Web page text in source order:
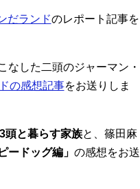
だランドのレポート記事を
なした二頭のジャーマン・
の感想記事をお送りしま
頭と暮らす家族と、篠田麻
ードッグ編」 の感想をお送